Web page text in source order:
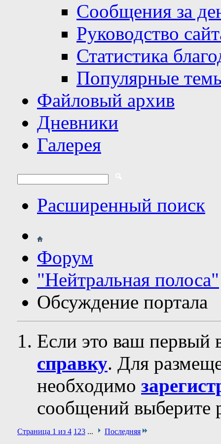
Сообщения за
Руководство
Статистика
Популярные
Файловый архив
Дневники
Галерея
Расширенный поиск
Форум
"Нейтральная полоса"
Обсуждение портала
Если это ваш первый
справку. Для
необходимо
сообщений выберите
Страница 1 из 4 1 23 ... Последняя